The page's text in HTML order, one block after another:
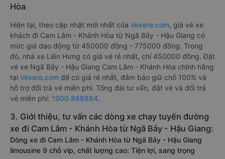
Hòa
Hiện tại, theo cập nhật mới nhất của Vexere.com, giá vé xe
khách đi Cam Lâm - Khánh Hòa từ Ngã Bảy - Hậu Giang có
mức giá dao động từ 450000 đồng - 775000 đồng. Trong
đó, nhà xe Liên Hưng có giá vé rẻ nhất, chỉ 450000 đồng. Đặt
vé xe Ngã Bảy - Hậu Giang Cam Lâm - Khánh Hòa chính hãng
tại Vexere.com để có giá rẻ nhất, đảm bảo giữ chỗ 100% và
hỗ trợ đổi trả vé miễn phí. Tổng đài tư vấn, đặt vé và đổi trả
vé miễn phí: 1900 888684.
3. Giới thiệu, tư vấn các dòng xe chạy tuyến đường
xe đi Cam Lâm - Khánh Hòa từ Ngã Bảy - Hậu Giang:
Dòng xe đi Cam Lâm - Khánh Hòa từ Ngã Bảy - Hậu Giang
limousine 9 chỗ vip, chất lượng cao: Tiện lợi, sang trọng